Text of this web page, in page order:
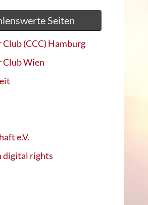
Seiten
(CCC) Hamburg
Club Wien
e.V.
digital rights